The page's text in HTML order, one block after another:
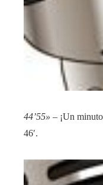
44’55» – ¡Un
46′.